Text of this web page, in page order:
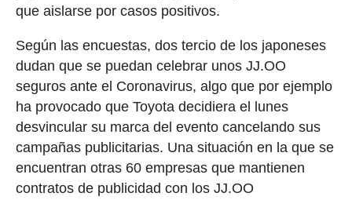
que aislarse por casos positivos.
Según las encuestas, dos tercio de los japoneses
dudan que se puedan celebrar unos JJ.OO
seguros ante el Coronavirus, algo que por ejemplo
ha provocado que Toyota decidiera el lunes
desvincular su marca del evento cancelando sus
campañas publicitarias. Una situación en la que se
encuentran otras 60 empresas que mantienen
contratos de publicidad con los JJ.OO